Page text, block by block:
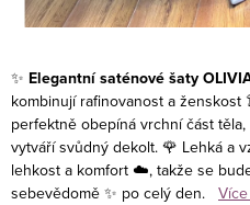
✨ Elegantní saténové šaty
kombinují rafinovanost a ženskost
perfektně obepíná vrchní část
vytváří svůdný dekolt. 🌹 Lehká a
lehkost a komfort ☁️, takže se
sebevědomě ✨ po celý den.